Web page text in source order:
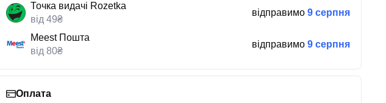
Точка видачі Rozetka
від 49₴
відправимо 9 серпня
Meest Пошта
від 80₴
відправимо 9 серпня
Оплата